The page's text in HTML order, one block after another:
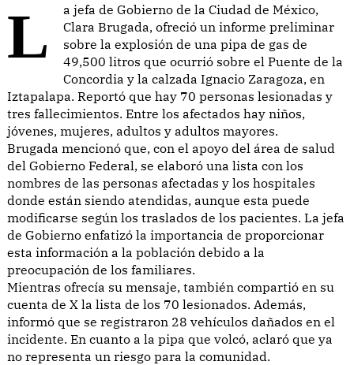
La jefa de Gobierno de la Ciudad de México,
Clara Brugada, ofreció un informe preliminar
sobre la explosión de una pipa de gas de
49,500 litros que ocurrió sobre el Puente de la
Concordia y la calzada Ignacio Zaragoza, en
Iztapalapa. Reportó que hay 70 personas lesionadas y
tres fallecimientos. Entre los afectados hay niños,
jóvenes, mujeres, adultos y adultos mayores.
Brugada mencionó que, con el apoyo del área de salud
del Gobierno Federal, se elaboró una lista con los
nombres de las personas afectadas y los hospitales
donde están siendo atendidas, aunque esta puede
modificarse según los traslados de los pacientes. La jefa
de Gobierno enfatizó la importancia de proporcionar
esta información a la población debido a la
preocupación de los familiares.
Mientras ofrecía su mensaje, también compartió en su
cuenta de X la lista de los 70 lesionados. Además,
informó que se registraron 28 vehículos dañados en el
incidente. En cuanto a la pipa que volcó, aclaró que ya
no representa un riesgo para la comunidad.